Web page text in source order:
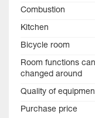
Combustion
Kitchen
Bicycle room
Room functions
changed around
Quality of
Purchase price